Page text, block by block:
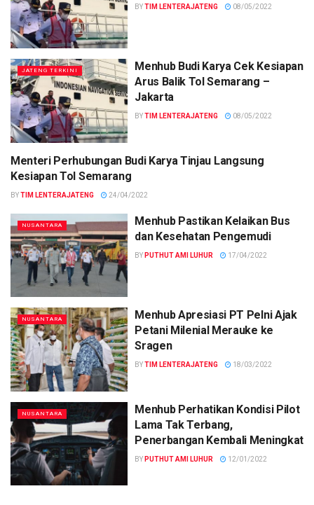
BYTIM LENTERAJATENG 08/05/2022
JATENG TERKINI
Menhub Budi Karya Cek Kesiapan
Arus Balik Tol Semarang –
Jakarta
BYTIM LENTERAJATENG 08/05/2022
NUSANTARA
Menteri Perhubungan Budi Karya Tinjau Langsung
Kesiapan Tol Semarang
BYTIM LENTERAJATENG 24/04/2022
NUSANTARA
Menhub Pastikan Kelaikan Bus
dan Kesehatan Pengemudi
BY PUTHUT AMI LUHUR 17/04/2022
NUSANTARA
Menhub Apresiasi PT Pelni Ajak
Petani Milenial Merauke ke
Sragen
BYTIM LENTERAJATENG 18/03/2022
NUSANTARA
Menhub Perhatikan Kondisi Pilot
Lama Tak Terbang,
Penerbangan Kembali Meningkat
BY PUTHUT AMI LUHUR 12/01/2022